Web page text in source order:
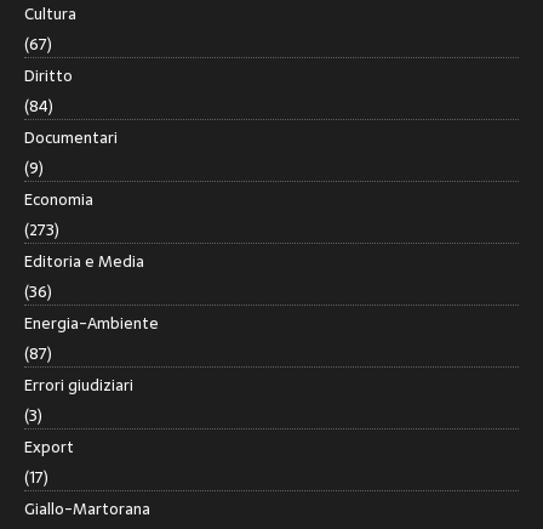
Cultura
(67)
Diritto
(84)
Documentari
(9)
Economia
(273)
Editoria e Media
(36)
Energia-Ambiente
(87)
Errori giudiziari
(3)
Export
(17)
Giallo-Martorana